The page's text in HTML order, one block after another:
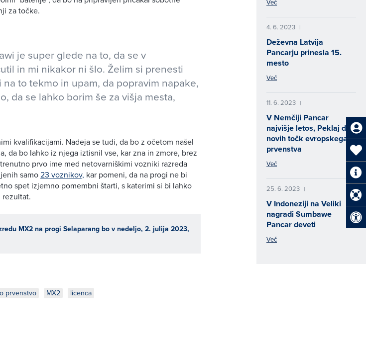
za točke.
je super glede na to, da se v
in mi nikakor ni šlo. Želim si prenesti
to tekmo in upam, da popravim napake,
da se lahko borim še za višja mesta,
kvalifikacijami. Nadeja se tudi, da bo z očetom našel
da bo lahko iz njega iztisnil vse, kar zna in zmore, brez
prvo ime med netovarniškimi vozniki razreda
samo23 voznikov, kar pomeni, da na progi ne bi
spet izjemno pomembni štarti, s katerimi si bi lahko
rezultat.
MX2 na progi Selaparang bo v nedeljo, 2. julija 2023,
prvenstvo MX2 licenca
Več
4. 6. 2023 |
Deževna Latvija
Pancarju prinesla 15.
mesto
Več
11. 6. 2023 |
V Nemčiji Pancar
najvišje letos, Peklaj do
novih točk evropskega
prvenstva
Več
25. 6. 2023 |
V Indoneziji na Veliki
nagradi Sumbawe
Pancar deveti
Več